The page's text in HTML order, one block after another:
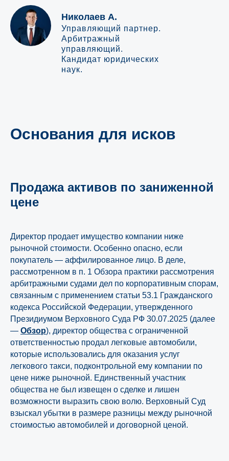
Николаев А.
Управляющий партнер.
Арбитражный
управляющий.
Кандидат юридических
наук.
Основания для исков
Продажа активов по заниженной
цене
Директор продает имущество компании ниже
рыночной стоимости. Особенно опасно, если
покупатель — аффилированное лицо. В деле,
рассмотренном в п. 1 Обзора практики рассмотрения
арбитражными судами дел по корпоративным спорам,
связанным с применением статьи 53.1 Гражданского
кодекса Российской Федерации, утвержденного
Президиумом Верховного Суда РФ 30.07.2025 (далее
— Обзор), директор общества с ограниченной
ответственностью продал легковые автомобили,
которые использовались для оказания услуг
легкового такси, подконтрольной ему компании по
цене ниже рыночной. Единственный участник
общества не был извещен о сделке и лишен
возможности выразить свою волю. Верховный Суд
взыскал убытки в размере разницы между рыночной
стоимостью автомобилей и договорной ценой.